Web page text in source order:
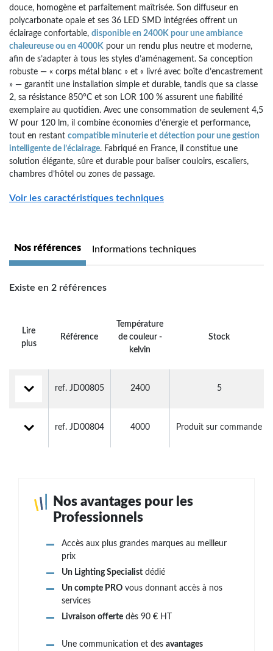
douce, homogène et parfaitement maîtrisée. Son diffuseur en
polycarbonate opale et ses 36 LED SMD intégrées offrent un
éclairage confortable, disponible en 2400K pour une ambiance
chaleureuse ou en 4000K pour un rendu plus neutre et moderne,
afin de s’adapter à tous les styles d’aménagement. Sa conception
robuste — « corps métal blanc » et « livré avec boîte d’encastrement
» — garantit une installation simple et durable, tandis que sa classe
2, sa résistance 850°C et son LOR 100 % assurent une fiabilité
exemplaire au quotidien. Avec une consommation de seulement 4,5
W pour 120 lm, il combine économies d’énergie et performance,
tout en restant compatible minuterie et détection pour une gestion
intelligente de l’éclairage. Fabriqué en France, il constitue une
solution élégante, sûre et durable pour baliser couloirs, escaliers,
chambres d’hôtel ou zones de passage.
Voir les caractéristiques techniques
Nos références Informations techniques
Existe en 2 références
Lire
plus
Référence
Température
de couleur -
kelvin
Stock
ref. JD00805 2400 5
ref. JD00804 4000 Produit sur commande
Nos avantages pour les
Professionnels
Accès aux plus grandes marques au meilleur
prix
Un Lighting Specialist dédié
Un compte PRO vous donnant accès à nos
services
Livraison offerte dès 90 € HT
Une communication et des avantages